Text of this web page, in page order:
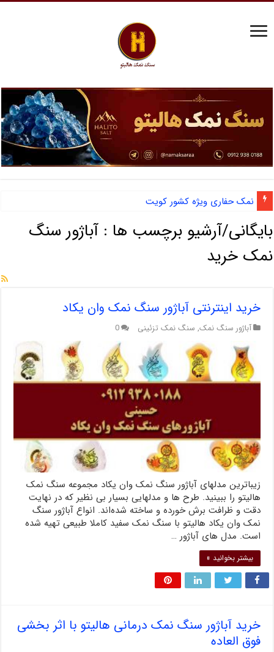
نمک حفاری ویژه کشور کویت
بایگانی/آرشیو برچسب ها : آباژور سنگ
نمک خرید
خرید اینترنتی آباژور سنگ نمک وان یکاد
آباژور سنگ نمک, سنگ نمک تزئینی 0
زیباترین مدلهای آباژور سنگ نمک وان یکاد مجموعه سنگ نمک
هالیتو را ببینید. طرح ها و مدلهایی بسیار بی نظیر که در نهایت
دقت و ظرافت برش خورده و ساخته شده‌اند. انواع آباژور سنگ
نمک وان یکاد هالیتو با سنگ نمک سفید کاملا طبیعی تهیه شده
است. مدل های آباژور …
بیشتر بخوانید »
خرید آباژور سنگ نمک درمانی هالیتو با اثر بخشی
فوق العاده